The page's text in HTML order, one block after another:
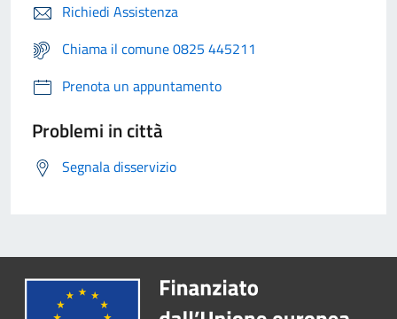
Richiedi Assistenza
Chiama il comune 0825 445211
Prenota un appuntamento
Problemi in città
Segnala disservizio